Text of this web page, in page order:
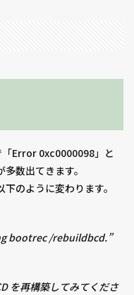
Error 0xc0000098」と
数出てきます。
のように変わります。
bootrec /rebuildbcd.”
を再構築してみてくださ